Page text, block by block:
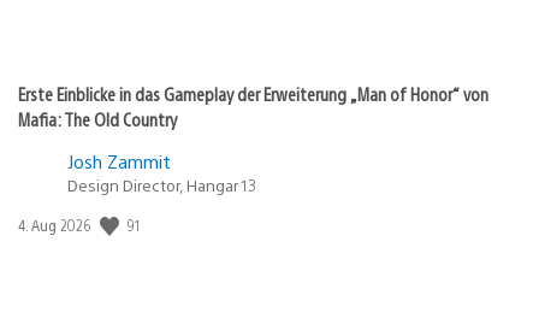
Erste Einblicke in das Gameplay der Erweiterung „Man of Honor“ von
Mafia: The Old Country
Josh Zammit
Design Director, Hangar 13
Veröffentlichungsdatum:
4. Aug 2026 91